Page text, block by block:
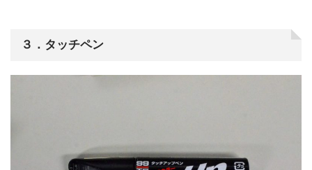
３．タッチペン